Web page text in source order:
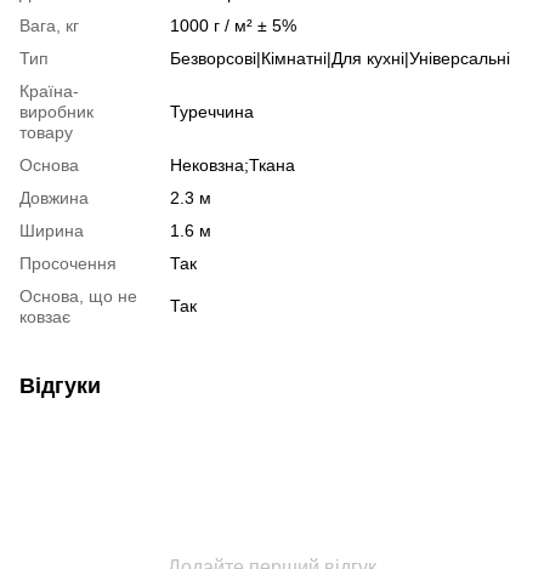
Вага, кг
1000 г / м² ± 5%
Тип
Безворсові|Кімнатні|Для кухні|Універсальні
Країна-
виробник
товару
Туреччина
Основа
Нековзна;Ткана
Довжина
2.3 м
Ширина
1.6 м
Просочення
Так
Основа, що не
ковзає
Так
Відгуки